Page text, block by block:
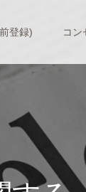
登録) コン